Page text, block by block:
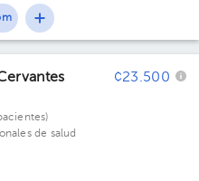
¢23.500
de salud